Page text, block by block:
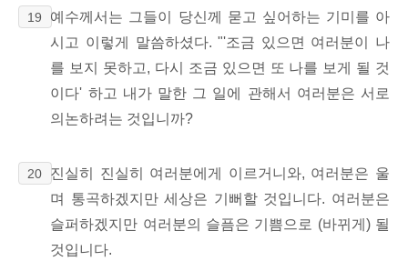
19
예수께서는 그들이 당신께 묻고 싶어하는 기미를 아
시고 이렇게 말씀하셨다. "'조금 있으면 여러분이 나
를 보지 못하고, 다시 조금 있으면 또 나를 보게 될 것
이다' 하고 내가 말한 그 일에 관해서 여러분은 서로
의논하려는 것입니까?
20
진실히 진실히 여러분에게 이르거니와, 여러분은 울
며 통곡하겠지만 세상은 기뻐할 것입니다. 여러분은
슬퍼하겠지만 여러분의 슬픔은 기쁨으로 (바뀌게) 될
것입니다.